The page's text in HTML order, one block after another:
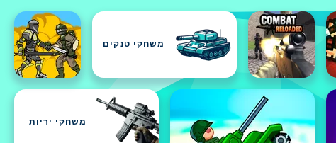
משחקי טנקים
משחקי יריות